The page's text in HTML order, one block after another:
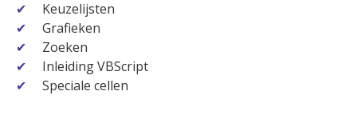
Keuzelijsten
Grafieken
Zoeken
Inleiding VBScript
Speciale cellen